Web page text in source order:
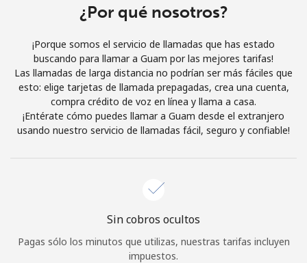
Al abrir una cuenta en este sitio web, estoy de acuerdo con
Términos y condiciones.
Únete
¡Hola!
¿Por qué nosotros?
¡Porque somos el servicio de llamadas que has estado
buscando para llamar a Guam por las mejores tarifas!
Las llamadas de larga distancia no podrían ser más fáciles que
esto: elige tarjetas de llamada prepagadas, crea una cuenta,
compra crédito de voz en línea y llama a casa.
¡Entérate cómo puedes llamar a Guam desde el extranjero
usando nuestro servicio de llamadas fácil, seguro y confiable!
Sin cobros ocultos
Pagas sólo los minutos que utilizas, nuestras tarifas incluyen
impuestos.